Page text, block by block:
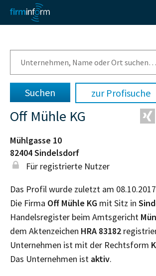
zur Profisuche
Off Mühle KG
Mühlgasse 10
82404Sindelsdorf
Für registrierte Nutzer
Das Profil wurde zuletzt am
Die Firma Off Mühle KG mit Sitz in
Handelsregister beim Amtsgericht
dem Aktenzeichen HRA 83182
Unternehmen ist mit der Rechtsform
Das Unternehmen ist aktiv.